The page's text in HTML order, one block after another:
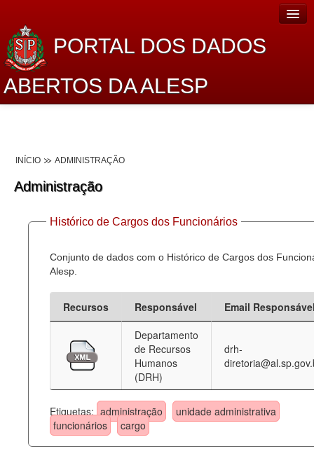
PORTAL DOS DADOS
ABERTOS DA ALESP
Dados Abertos Alesp
Lei de Acesso à Informação
Dados Governamentais Abertos
Planejamento
Catálogo de dados
Processo Legislativo
Administração
Legislação
Agenda
Perguntas frequentes
INÍCIO ADMINISTRAÇÃO
Administração
Histórico de Cargos dos Funcionários
Conjunto de dados com o Histórico de Cargos dos
Alesp.
Recursos Responsável
Email
Departamento
de Recursos
Humanos
(DRH)
drh-
Etiquetas: administração
unidade administrativa
funcionários
cargo